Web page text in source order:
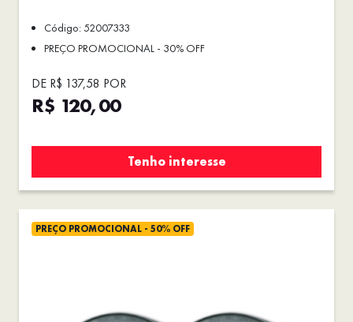
Código: 52007333
PREÇO PROMOCIONAL - 30% OFF
DE R$ 137,58 POR
R$ 120,00
Tenho interesse
PREÇO PROMOCIONAL - 50% OFF